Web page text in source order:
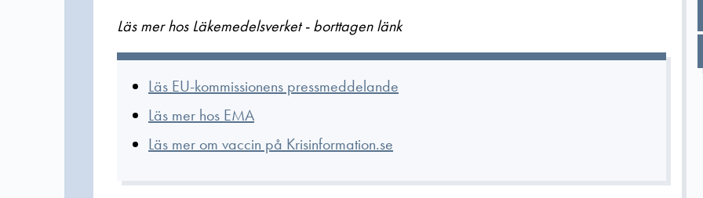
Läs mer hos Läkemedelsverket - borttagen länk
Läs EU-kommissionens pressmeddelande
Läs mer hos EMA
Läs mer om vaccin på Krisinformation.se